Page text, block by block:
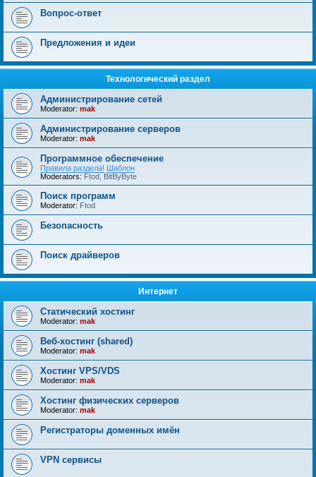
Вопрос-ответ
Предложения и идеи
Технологический раздел
Администрирование сетей
Moderator: mak
Администрирование серверов
Moderator: mak
Программное обеспечение
Правила раздела! Шаблон
Moderators: Ftod BitByByte
Поиск программ
Moderator: Ftod
Безопасность
Поиск драйверов
Интернет
Статический хостинг
Moderator: mak
Веб-хостинг (shared)
Moderator: mak
Хостинг VPS/VDS
Moderator: mak
Хостинг физических серверов
Moderator: mak
Регистраторы доменных имён
VPN сервисы